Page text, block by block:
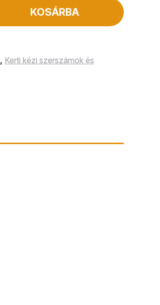
KOSÁRBA
, Kerti kézi szerszámok és